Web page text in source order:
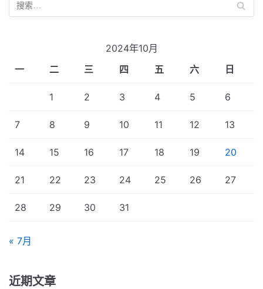
2024年10月
一
二 三 四 五 六 日
1 2 3 4 5 6
7 8 9 10 11 12 13
14 15 16 17 18 19 20
21 22 23 24 25 26 27
28 29 30 31
« 7月
近期文章